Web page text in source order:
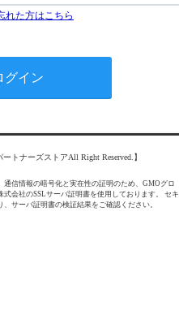
れた方はこちら
トナーズストアAll Right Reserved.】
通信情報の暗号化と実在性の証明のため、GMOグロ
式会社のSSLサーバ証明書を使用しております。 セキ
、サーバ証明書の検証結果をご確認ください。